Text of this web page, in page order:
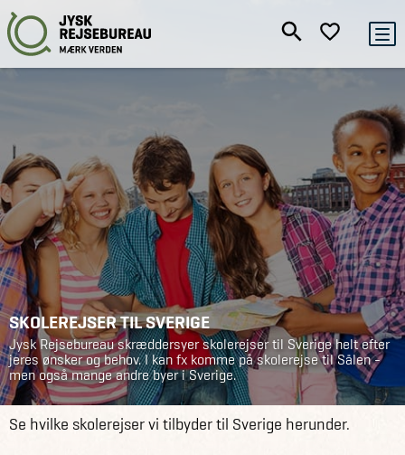
SKOLEREJSER TIL SVERIGE
Jysk Rejsebureau skræddersyer skolerejser til Sverige helt efter
jeres ønsker og behov. I kan fx komme på skolerejse til Sälen -
men også mange andre byer i Sverige.
Se hvilke skolerejser vi tilbyder til Sverige herunder.